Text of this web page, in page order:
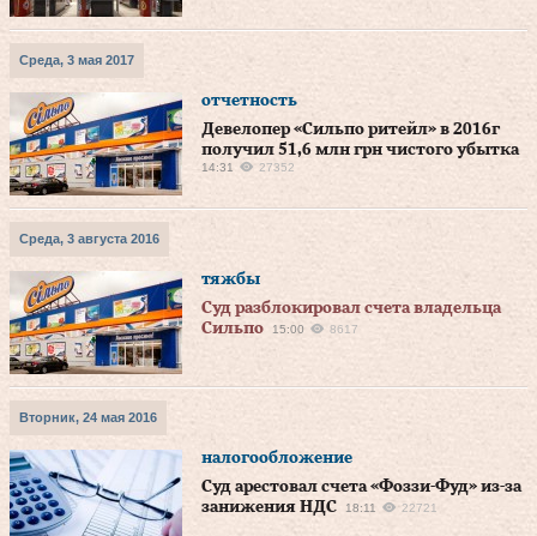
Среда, 3 мая 2017
отчетность
Девелопер «Сильпо ритейл» в 2016г
получил 51,6 млн грн чистого убытка
14:31 27352
Среда, 3 августа 2016
тяжбы
Суд разблокировал счета владельца
Сильпо
15:00 8617
Вторник, 24 мая 2016
налогообложение
Суд арестовал счета «Фоззи-Фуд» из-за
занижения НДС
18:11 22721